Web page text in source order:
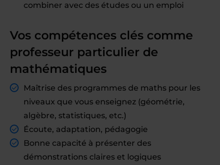
combiner avec des études ou un emploi
Vos compétences clés comme
professeur particulier de
mathématiques
Maîtrise des programmes de maths pour les
niveaux que vous enseignez (géométrie,
algèbre, statistiques, etc.)
Écoute, adaptation, pédagogie
Bonne capacité à présenter des
démonstrations claires et logiques